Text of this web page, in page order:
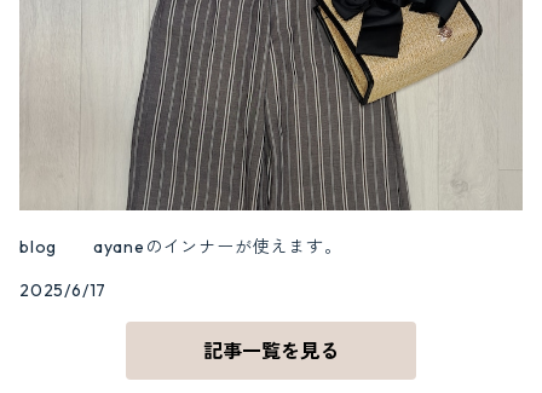
blog ayaneのインナーが使えます。
2025/6/17
記事一覧を見る